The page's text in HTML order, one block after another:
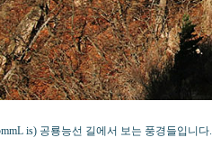
is) 공룡능선 길에서 보는 풍경들입니다.